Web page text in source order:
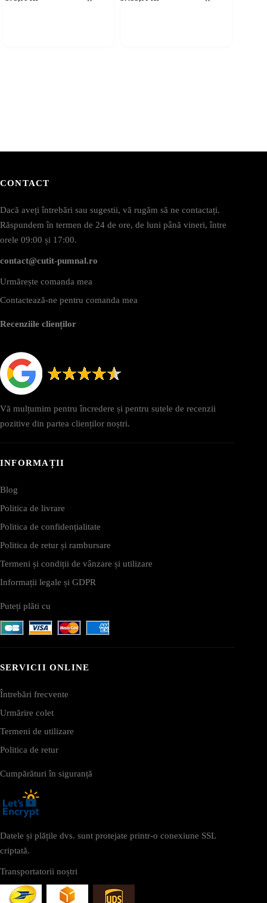
CONTACT
Dacă aveți întrebări sau sugestii, vă rugăm să ne contactați.
Răspundem în termen de 24 de ore, de luni până vineri, între
orele 09:00 și 17:00.
contact@cutit-pumnal.ro
Urmărește comanda mea
Contactează-ne pentru comanda mea
Recenziile clienților
Vă mulțumim pentru încredere și pentru sutele de recenzii
pozitive din partea clienților noștri.
INFORMAȚII
Blog
Politica de livrare
Politica de confidențialitate
Politica de retur și rambursare
Termeni și condiții de vânzare și utilizare
Informații legale și GDPR
Puteți plăti cu
SERVICII ONLINE
Întrebări frecvente
Urmărire colet
Termeni de utilizare
Politica de retur
Cumpărături în siguranță
Datele și plățile dvs. sunt protejate printr-o conexiune SSL
criptată.
Transportatorii noștri